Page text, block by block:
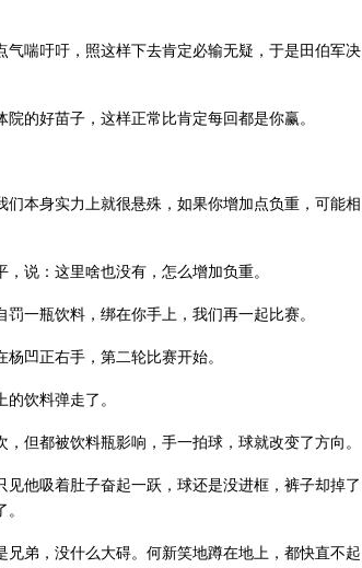
喘吁吁，照这样下去肯定必输无疑，于是田伯军决
的好苗子，这样正常比肯定每回都是你赢。
本身实力上就很悬殊，如果你增加点负重，可能相
说：这里啥也没有，怎么增加负重。
一瓶饮料，绑在你手上，我们再一起比赛。
凹正右手，第二轮比赛开始。
饮料弹走了。
但都被饮料瓶影响，手一拍球，球就改变了方向。
他吸着肚子奋起一跃，球还是没进框，裤子却掉了
弟，没什么大碍。何新笑地蹲在地上，都快直不起